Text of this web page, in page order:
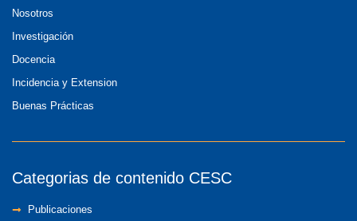
Nosotros
Investigación
Docencia
Incidencia y Extension
Buenas Prácticas
Categorias de contenido CESC
Publicaciones